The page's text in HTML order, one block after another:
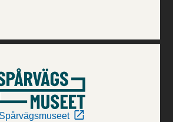
Spårvägsmuseet